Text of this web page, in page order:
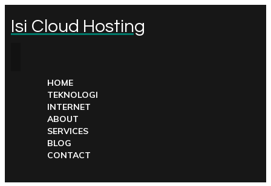
Isi Cloud Hosting
HOME
TEKNOLOGI
INTERNET
ABOUT
SERVICES
BLOG
CONTACT